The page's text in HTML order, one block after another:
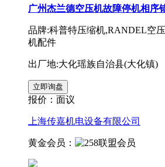
广州杰兰德空压机故障停机相序
品牌:科普特压缩机,RANDEL空
机配件
出厂地:大化瑶族自治县(大化镇)
报价： 面议
上海传嘉机电设备有限公司
黄金会员：